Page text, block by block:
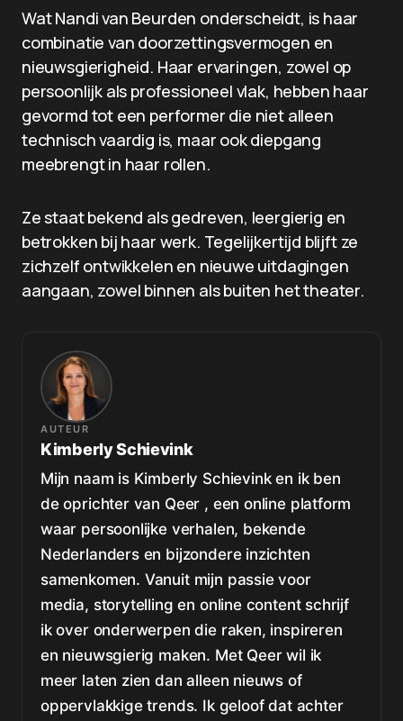
Wat Nandi van Beurden onderscheidt, is haar
combinatie van doorzettingsvermogen en
nieuwsgierigheid. Haar ervaringen, zowel op
persoonlijk als professioneel vlak, hebben haar
gevormd tot een performer die niet alleen
technisch vaardig is, maar ook diepgang
meebrengt in haar rollen.
Ze staat bekend als gedreven, leergierig en
betrokken bij haar werk. Tegelijkertijd blijft ze
zichzelf ontwikkelen en nieuwe uitdagingen
aangaan, zowel binnen als buiten het theater.
AUTEUR
Kimberly Schievink
Mijn naam is Kimberly Schievink en ik ben
de oprichter van Qeer , een online platform
waar persoonlijke verhalen, bekende
Nederlanders en bijzondere inzichten
samenkomen. Vanuit mijn passie voor
media, storytelling en online content schrijf
ik over onderwerpen die raken, inspireren
en nieuwsgierig maken. Met Qeer wil ik
meer laten zien dan alleen nieuws of
oppervlakkige trends. Ik geloof dat achter